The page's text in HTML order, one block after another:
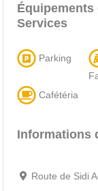
Équipements
Services
Parking
Cafétéria
Informations
Route de Sidi